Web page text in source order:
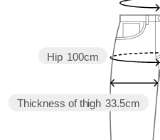
Thickness of thigh 33.5cm
Hip 100cm